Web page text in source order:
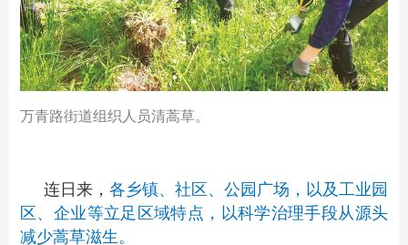
万青路街道组织人员清蒿草。
连日来， 各乡镇、社区、公园广场，以及工业园
区、企业等立足区域特点，以科学治理手段从源头
减少蒿草滋生。